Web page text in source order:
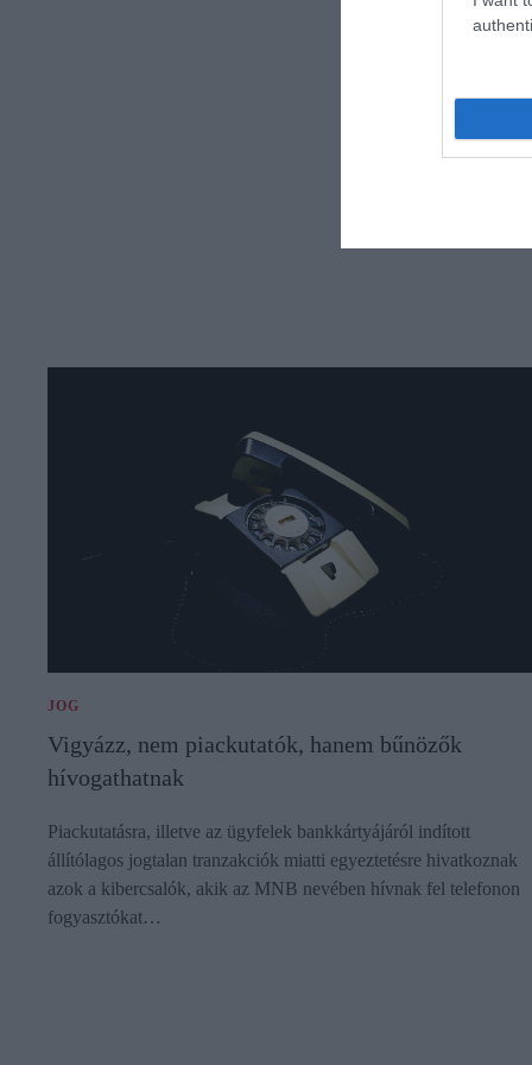
JOG
Vigyázz, nem piackutatók, hanem bűnözők
hívogathatnak
Piackutatásra, illetve az ügyfelek bankkártyájáról indított
állítólagos jogtalan tranzakciók miatti egyeztetésre hivatkoznak
azok a kibercsalók, akik az MNB nevében hívnak fel telefonon
fogyasztókat…